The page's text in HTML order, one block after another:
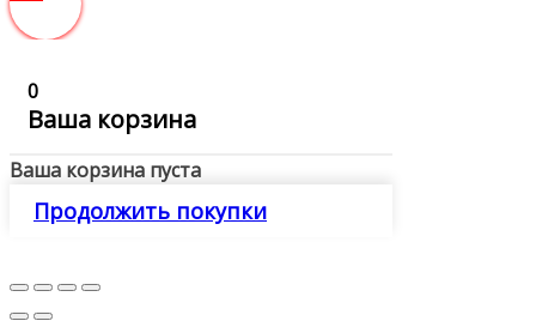
0
Ваша корзина
Ваша корзина пуста
Продолжить покупки